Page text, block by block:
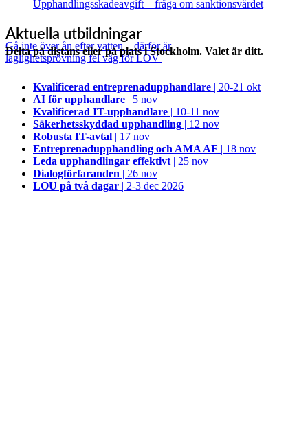
Gå inte över ån efter vatten – därför är
laglighetsprövning fel väg för LOV
Upphandlingsskadeavgift – fråga om sanktionsvärdet
Aktuella utbildningar
Delta på distans eller på plats i Stockholm. Valet är ditt.
Kvalificerad entreprenad­upphandlare | 20-21 okt
AI för upphandlare | 5 nov
Kvalificerad IT-upphandlare | 10-11 nov
Säkerhetsskyddad upphandling | 12 nov
Robusta IT-avtal | 17 nov
Entreprenadupphandling och AMA AF | 18 nov
Leda upphandlingar effektivt | 25 nov
Dialogförfaranden | 26 nov
LOU på två dagar | 2-3 dec 2026